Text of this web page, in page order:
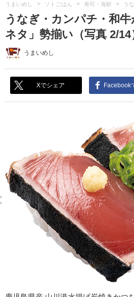
うまいめし > ソトごはん > 寿司・海鮮 > う
うなぎ・カンパチ・和
ネタ」勢揃い（写真 2/14
うまいめし
Xでシェア Facebook